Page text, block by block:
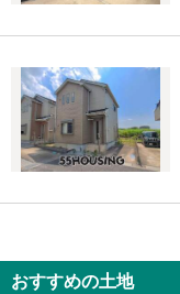
おすすめの土地